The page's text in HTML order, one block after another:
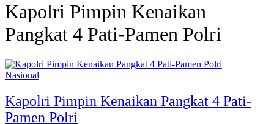
Kapolri Pimpin Kenaikan
Pangkat 4 Pati-Pamen Polri
Nasional
Kapolri Pimpin Kenaikan Pangkat 4 Pati-
Pamen Polri